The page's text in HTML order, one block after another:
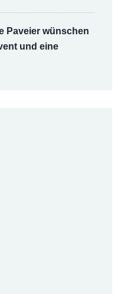
Paveier wünschen
und eine